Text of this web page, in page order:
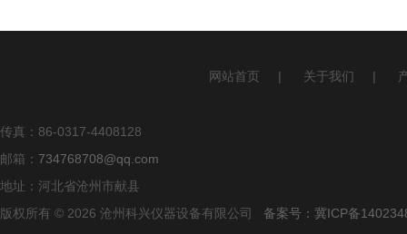
网站首页 | 关于我们 |
传真：86-0317-4408128
邮箱： 734768708@qq.com
地址：河北省沧州市献县
版权所有 © 2026 沧州科兴仪器设备有限公司 备案号：冀ICP备